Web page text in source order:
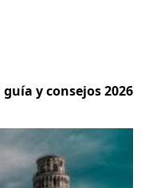
y consejos 2026